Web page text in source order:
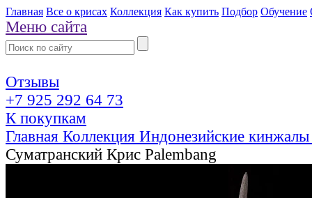
Главная Все о крисах Коллекция Как купить Подбор Обучение
Меню сайта
Отзывы
+7 925 292 64 73
К покупкам
Главная Коллекция Индонезийские
Суматранский Крис Palembang